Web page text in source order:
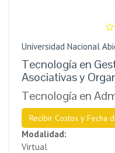
Universidad Nacional
Tecnología en
Asociativas y
Tecnología en
Recibir Costos y Fecha
Modalidad:
Virtual